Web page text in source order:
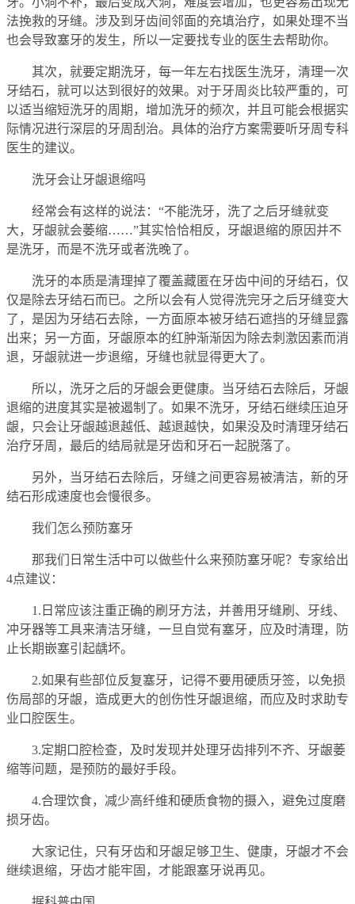
法挽救的牙缝。涉及到牙齿间邻面的充填治疗，如果处理不当
也会导致塞牙的发生，所以一定要找专业的医生去帮助你。
其次，就要定期洗牙，每一年左右找医生洗牙，清理一次
牙结石，就可以达到很好的效果。对于牙周炎比较严重的，可
以适当缩短洗牙的周期，增加洗牙的频次，并且可能会根据实
际情况进行深层的牙周刮治。具体的治疗方案需要听牙周专科
医生的建议。
洗牙会让牙龈退缩吗
经常会有这样的说法：“不能洗牙，洗了之后牙缝就变
大，牙龈就会萎缩……”其实恰恰相反，牙龈退缩的原因并不
是洗牙，而是不洗牙或者洗晚了。
洗牙的本质是清理掉了覆盖藏匿在牙齿中间的牙结石，仅
仅是除去牙结石而已。之所以会有人觉得洗完牙之后牙缝变大
了，是因为牙结石去除，一方面原本被牙结石遮挡的牙缝显露
出来；另一方面，牙龈原本的红肿渐渐因为除去刺激因素而消
退，牙龈就进一步退缩，牙缝也就显得更大了。
所以，洗牙之后的牙龈会更健康。当牙结石去除后，牙龈
退缩的进度其实是被遏制了。如果不洗牙，牙结石继续压迫牙
龈，只会让牙龈越退越低、越退越快，如果没及时清理牙结石
治疗牙周，最后的结局就是牙齿和牙石一起脱落了。
另外，当牙结石去除后，牙缝之间更容易被清洁，新的牙
结石形成速度也会慢很多。
我们怎么预防塞牙
那我们日常生活中可以做些什么来预防塞牙呢？专家给出
4点建议：
1.日常应该注重正确的刷牙方法，并善用牙缝刷、牙线、
冲牙器等工具来清洁牙缝，一旦自觉有塞牙，应及时清理，防
止长期嵌塞引起龋坏。
2.如果有些部位反复塞牙，记得不要用硬质牙签，以免损
伤局部的牙龈，造成更大的创伤性牙龈退缩，而应及时求助专
业口腔医生。
3.定期口腔检查，及时发现并处理牙齿排列不齐、牙龈萎
缩等问题，是预防的最好手段。
4.合理饮食，减少高纤维和硬质食物的摄入，避免过度磨
损牙齿。
大家记住，只有牙齿和牙龈足够卫生、健康，牙龈才不会
继续退缩，牙齿才能牢固，才能跟塞牙说再见。